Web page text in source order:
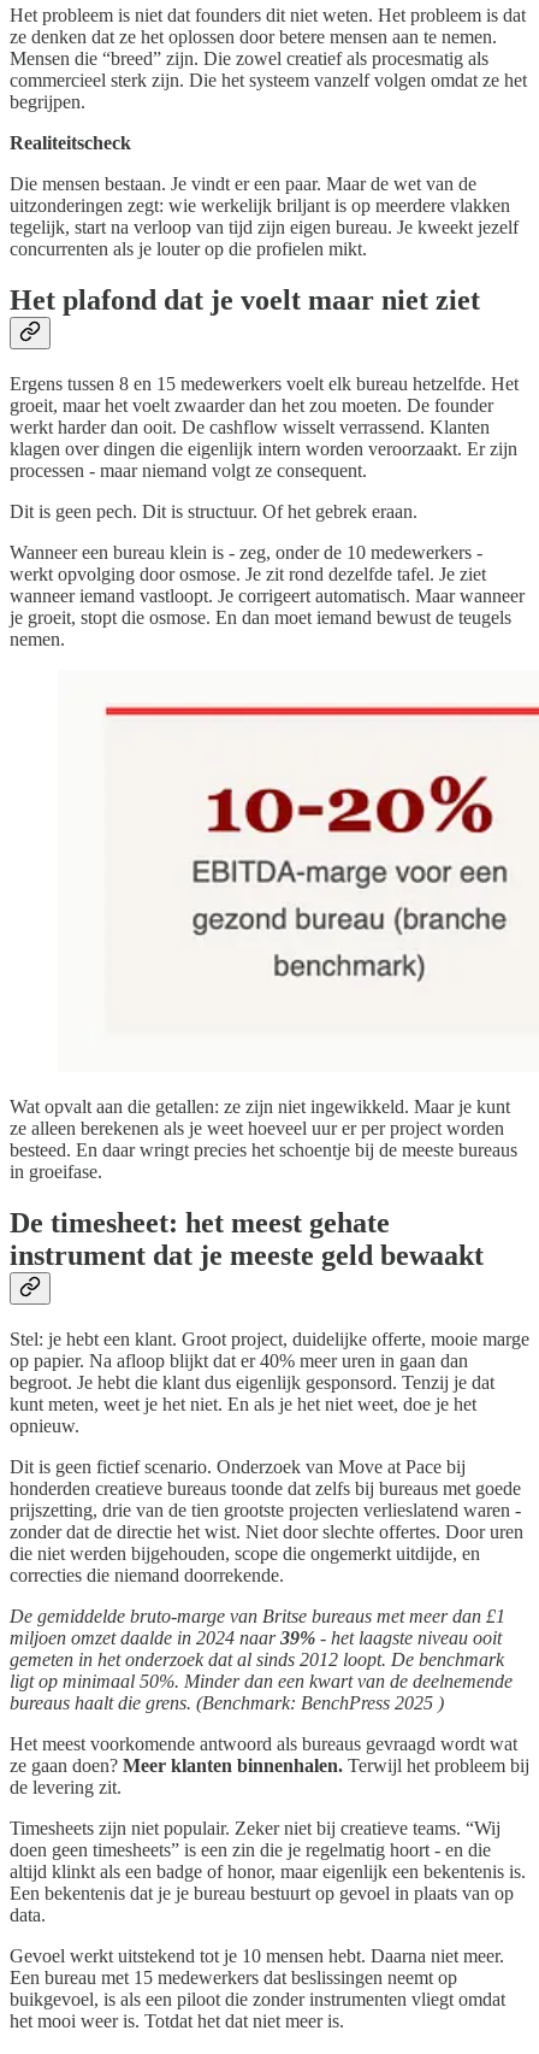
Het probleem is niet dat founders dit niet weten. Het probleem is dat
ze denken dat ze het oplossen door betere mensen aan te nemen.
Mensen die “breed” zijn. Die zowel creatief als procesmatig als
commercieel sterk zijn. Die het systeem vanzelf volgen omdat ze het
begrijpen.
Realiteitscheck
Die mensen bestaan. Je vindt er een paar. Maar de wet van de
uitzonderingen zegt: wie werkelijk briljant is op meerdere vlakken
tegelijk, start na verloop van tijd zijn eigen bureau. Je kweekt jezelf
concurrenten als je louter op die profielen mikt.
Het plafond dat je voelt maar niet ziet
Ergens tussen 8 en 15 medewerkers voelt elk bureau hetzelfde. Het
groeit, maar het voelt zwaarder dan het zou moeten. De founder
werkt harder dan ooit. De cashflow wisselt verrassend. Klanten
klagen over dingen die eigenlijk intern worden veroorzaakt. Er zijn
processen - maar niemand volgt ze consequent.
Dit is geen pech. Dit is structuur. Of het gebrek eraan.
Wanneer een bureau klein is - zeg, onder de 10 medewerkers -
werkt opvolging door osmose. Je zit rond dezelfde tafel. Je ziet
wanneer iemand vastloopt. Je corrigeert automatisch. Maar wanneer
je groeit, stopt die osmose. En dan moet iemand bewust de teugels
nemen.
Wat opvalt aan die getallen: ze zijn niet ingewikkeld. Maar je kunt
ze alleen berekenen als je weet hoeveel uur er per project worden
besteed. En daar wringt precies het schoentje bij de meeste bureaus
in groeifase.
De timesheet: het meest gehate
instrument dat je meeste geld bewaakt
Stel: je hebt een klant. Groot project, duidelijke offerte, mooie marge
op papier. Na afloop blijkt dat er 40% meer uren in gaan dan
begroot. Je hebt die klant dus eigenlijk gesponsord. Tenzij je dat
kunt meten, weet je het niet. En als je het niet weet, doe je het
opnieuw.
Dit is geen fictief scenario. Onderzoek van Move at Pace bij
honderden creatieve bureaus toonde dat zelfs bij bureaus met goede
prijszetting, drie van de tien grootste projecten verlieslatend waren -
zonder dat de directie het wist. Niet door slechte offertes. Door uren
die niet werden bijgehouden, scope die ongemerkt uitdijde, en
correcties die niemand doorrekende.
De gemiddelde bruto-marge van Britse bureaus met meer dan £1
miljoen omzet daalde in 2024 naar39% - het laagste niveau ooit
gemeten in het onderzoek dat al sinds 2012 loopt. De benchmark
ligt op minimaal 50%. Minder dan een kwart van de deelnemende
bureaus haalt die grens. (Benchmark: BenchPress 2025 )
Het meest voorkomende antwoord als bureaus gevraagd wordt wat
ze gaan doen? Meer klanten binnenhalen. Terwijl het probleem bij
de levering zit.
Timesheets zijn niet populair. Zeker niet bij creatieve teams. “Wij
doen geen timesheets” is een zin die je regelmatig hoort - en die
altijd klinkt als een badge of honor, maar eigenlijk een bekentenis is.
Een bekentenis dat je je bureau bestuurt op gevoel in plaats van op
data.
Gevoel werkt uitstekend tot je 10 mensen hebt. Daarna niet meer.
Een bureau met 15 medewerkers dat beslissingen neemt op
buikgevoel, is als een piloot die zonder instrumenten vliegt omdat
het mooi weer is. Totdat het dat niet meer is.